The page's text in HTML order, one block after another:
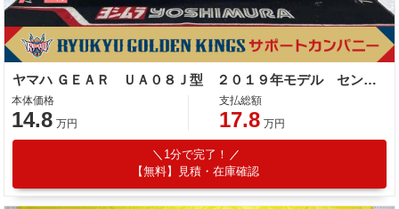
ヤマハ ＧＥＡＲ ＵＡ０８Ｊ型 ２０１９年モデル センタースタンド サイドスタンド スペアキー
本体価格
14.8 万円
支払総額
17.8 万円
1分で完了！
【無料】見積・在庫確認